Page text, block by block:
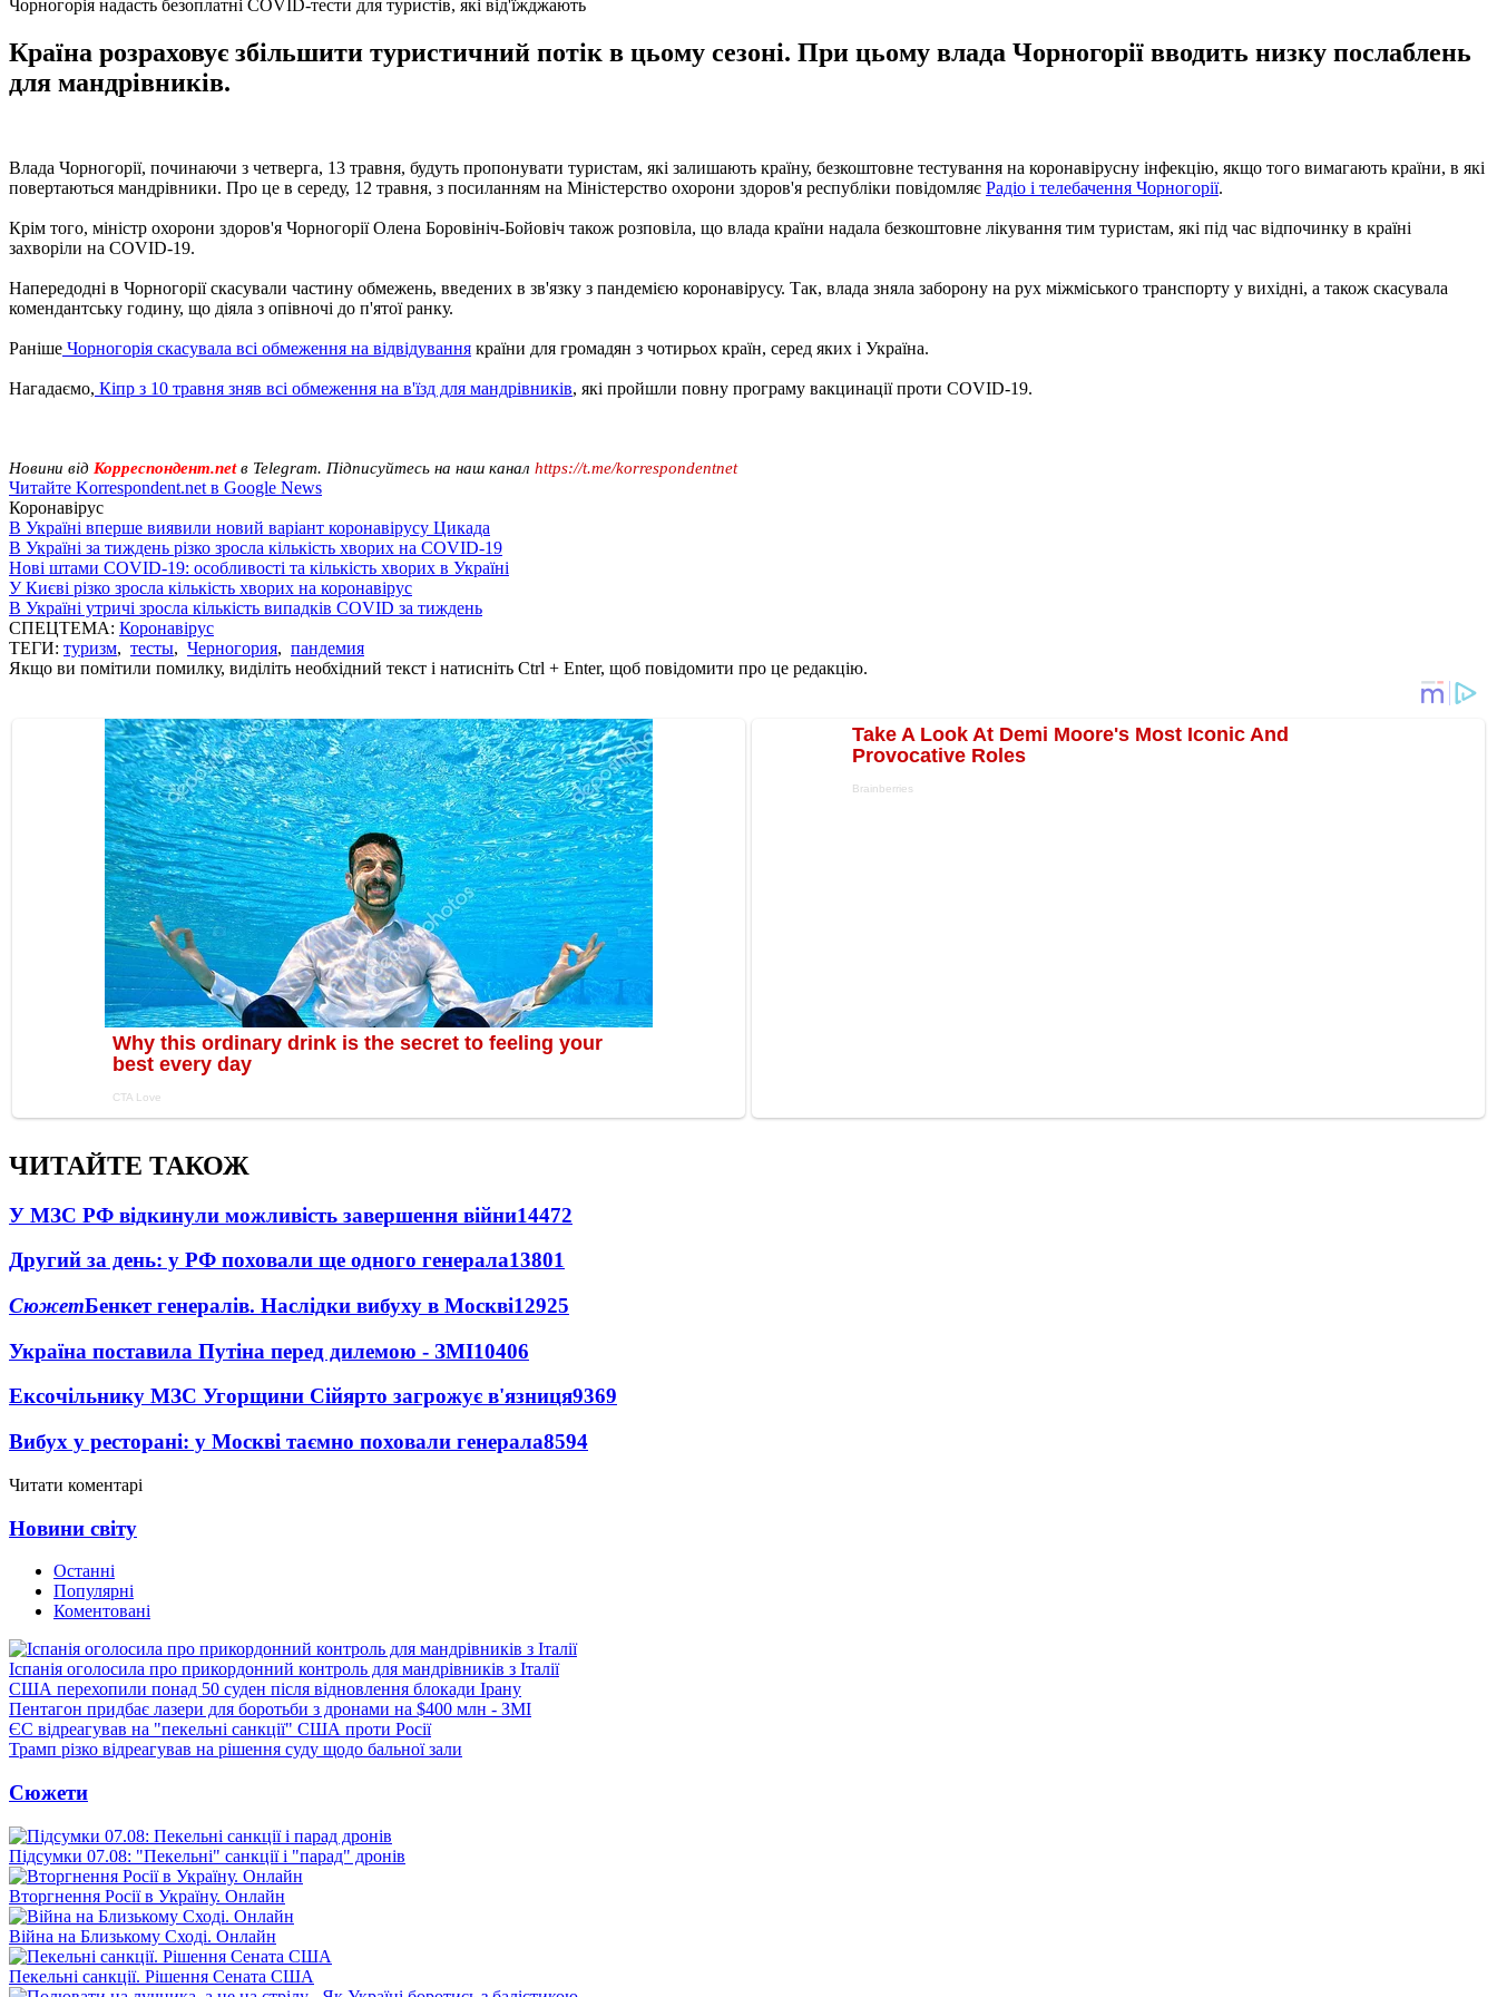
Чорногорія надасть безоплатні COVID-тести для туристів, які від'їжджають
Країна розраховує збільшити туристичний потік в цьому сезоні. При цьому влада Чорногорії вводить низку послаблень
для мандрівників.
Влада Чорногорії, починаючи з четверга, 13 травня, будуть пропонувати туристам, які залишають країну, безкоштовне тестування на коронавірусну інфекцію, якщо того вимагають країни, в які
повертаються мандрівники. Про це в середу, 12 травня, з посиланням на Міністерство охорони здоров'я республіки повідомляє Радіо і телебачення Чорногорії.
Крім того, міністр охорони здоров'я Чорногорії Олена Боровініч-Бойовіч також розповіла, що влада країни надала безкоштовне лікування тим туристам, які під час відпочинку в країні
захворіли на COVID-19.
Напередодні в Чорногорії скасували частину обмежень, введених в зв'язку з пандемією коронавірусу. Так, влада зняла заборону на рух міжміського транспорту у вихідні, а також скасувала
комендантську годину, що діяла з опівночі до п'ятої ранку.
Раніше Чорногорія скасувала всі обмеження на відвідування країни для громадян з чотирьох країн, серед яких і Україна.
Нагадаємо, Кіпр з 10 травня зняв всі обмеження на в'їзд для мандрівників, які пройшли повну програму вакцинації проти COVID-19.
Новини від Корреспондент.netв Telegram. Підписуйтесь на наш канал https://t.me/korrespondentnet
Читайте Korrespondent.net в Google News
Коронавірус
В Україні вперше виявили новий варіант коронавірусу Цикада
В Україні за тиждень різко зросла кількість хворих на COVID-19
Нові штами COVID-19: особливості та кількість хворих в Україні
У Києві різко зросла кількість хворих на коронавірус
В Україні утричі зросла кількість випадків COVID за тиждень
СПЕЦТЕМА: Коронавірус
ТЕГИ: туризм, тесты, Черногория, пандемия
Якщо ви помітили помилку, виділіть необхідний текст і натисніть Ctrl + Enter, щоб повідомити про це редакцію.
ЧИТАЙТЕ ТАКОЖ
У МЗС РФ відкинули можливість завершення війни14472
Другий за день: у РФ поховали ще одного генерала13801
СюжетБенкет генералів. Наслідки вибуху в Москві12925
Україна поставила Путіна перед дилемою - ЗМІ10406
Ексочільнику МЗС Угорщини Сійярто загрожує в'язниця9369
Вибух у ресторані: у Москві таємно поховали генерала8594
Читати коментарі
Новини світу
Останні
Популярні
Коментовані
Іспанія оголосила про прикордонний контроль для мандрівників з Італії
США перехопили понад 50 суден після відновлення блокади Ірану
Пентагон придбає лазери для боротьби з дронами на $400 млн - ЗМІ
ЄС відреагував на "пекельні санкції" США проти Росії
Трамп різко відреагував на рішення суду щодо бальної зали
Сюжети
Підсумки 07.08: "Пекельні" санкції і "парад" дронів
Вторгнення Росії в Україну. Онлайн
Війна на Близькому Сході. Онлайн
Пекельні санкції. Рішення Сената США